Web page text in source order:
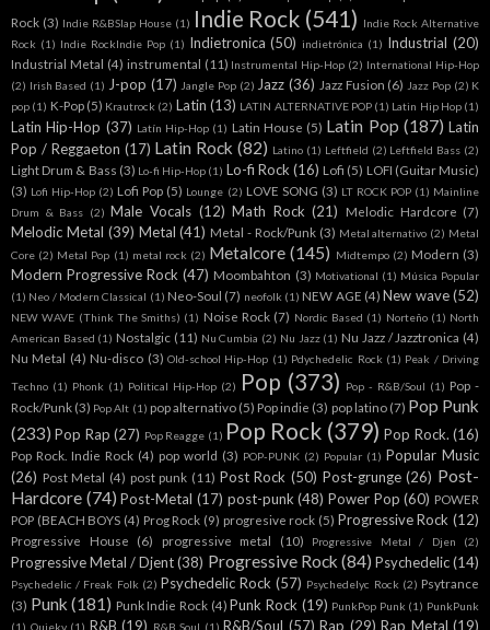
Rock (3) Indie R&BSlap House (1) Indie Rock (541) Indie Rock Alternative
Rock (1) Indie RockIndie Pop (1) Indietronica (50) indietrónica (1) Industrial (20)
Industrial Metal (4) instrumental (11) Instrumental Hip-Hop (2) International Hip-Hop
(2) Irish Based (1) J-pop (17) Jangle Pop (2) Jazz (36) Jazz Fusion (6) Jazz Pop (2) K
pop (1) K-Pop (5) Krautrock (2) Latin (13) LATIN ALTERNATIVE POP (1) Latin Hip Hop (1)
Latin Hip-Hop (37) Latín Hip-Hop (1) Latin House (5) Latin Pop (187) Latin
Pop / Reggaeton (17) Latin Rock (82) Latino (1) Leftfield (2) Leftfield Bass (2)
Light Drum & Bass (3) Lo-fi Hip-Hop (1) Lo-fi Rock (16) Lofi (5) LOFI (Guitar Music)
(3) Lofi Hip-Hop (2) Lofi Pop (5) Lounge (2) LOVE SONG (3) LT ROCK POP (1) Mainline
Drum & Bass (2) Male Vocals (12) Math Rock (21) Melodic Hardcore (7)
Melodic Metal (39) Metal (41) Metal - Rock/Punk (3) Metal alternativo (2) Metal
Core (2) Metal Pop (1) metal rock (2) Metalcore (145) Midtempo (2) Modern (3)
Modern Progressive Rock (47) Moombahton (3) Motivational (1) Música Popular
(1) Neo / Modern Classical (1) Neo-Soul (7) neofolk (1) NEW AGE (4) New wave (52)
NEW WAVE (Think The Smiths) (1) Noise Rock (7) Nordic Based (1) Norteño (1) North
American Based (1) Nostalgic (11) Nu Cumbia (2) Nu Jazz (1) Nu Jazz / Jazztronica (4)
Nu Metal (4) Nu-disco (3) Old-school Hip-Hop (1) Pdychedelic Rock (1) Peak / Driving
Techno (1) Phonk (1) Political Hip-Hop (2) Pop (373) Pop - R&B/Soul (1) Pop -
Rock/Punk (3) Pop Alt (1) pop alternativo (5) Pop indie (3) pop latino (7) Pop Punk
(233) Pop Rap (27) Pop Reagge (1) Pop Rock (379) Pop Rock. (16)
Pop Rock. Indie Rock (4) pop world (3) POP-PUNK (2) Popular (1) Popular Music
(26) Post Metal (4) post punk (11) Post Rock (50) Post-grunge (26) Post-
Hardcore (74) Post-Metal (17) post-punk (48) Power Pop (60) POWER
POP (BEACH BOYS (4) Prog Rock (9) progresive rock (5) Progressive Rock (12)
Progressive House (6) progressive metal (10) Progressive Metal / Djen (2)
Progressive Metal / Djent (38) Progressive Rock (84) Psychedelic(14)
Psychedelic / Freak Folk (2) Psychedelic Rock (57) Psychedelyc Rock (2) Psytrance
(3) Punk (181) Punk Indie Rock (4) Punk Rock (19) PunkPop Punk (1) PunkPunk
(1) Quieky (1) R&B (19) R&B Soul (1) R&B/Soul (57) Rap (29) Rap Metal (19)